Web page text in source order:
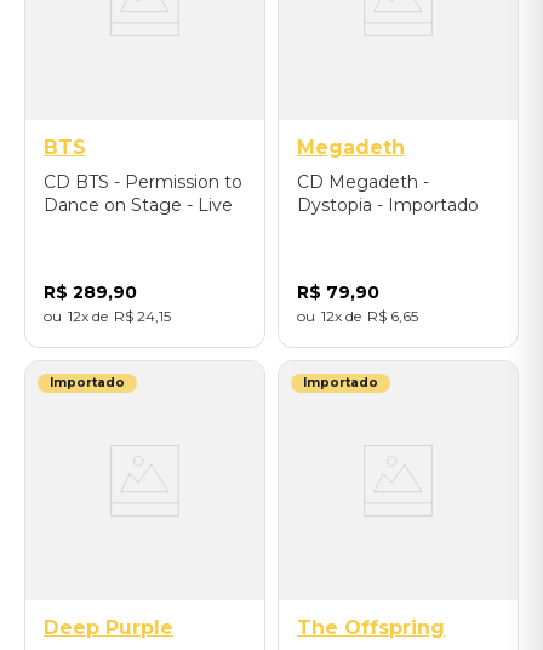
BTS
CD BTS - Permission to
Dance on Stage - Live
R$ 289,90
12 R$ 24 15
Megadeth
CD Megadeth -
Dystopia - Importado
R$ 79,90
12 R$ 6 65
Importado
Deep Purple
Importado
The Offspring